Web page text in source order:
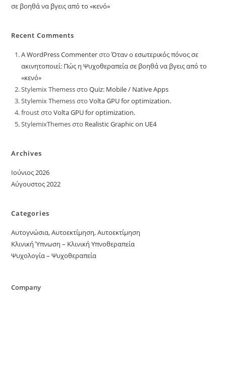
σε βοηθά να βγεις από το «κενό»
Recent Comments
A WordPress CommenterστοΌταν ο εσωτερικός πόνος σε
ακινητοποιεί: Πώς η Ψυχοθεραπεία σε βοηθά να βγεις από το
«κενό»
Stylemix ThemessστοQuiz: Mobile / Native Apps
Stylemix ThemessστοVolta GPU for optimization.
froustστοVolta GPU for optimization.
StylemixThemesστο Realistic Graphic on UE4
Archives
Ιούνιος 2026
Αύγουστος 2022
Categories
Αυτογνώσια, Αυτοεκτίμηση, Αυτοεκτίμηση
Κλινική Ύπνωση – Κλινική Υπνοθεραπεία
Ψυχολογία – Ψυχοθεραπεία
Company